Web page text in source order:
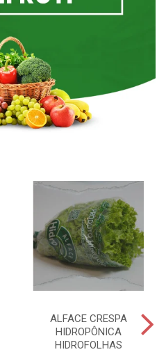
ALFACE CRESPA
HIDROPÔNICA
HIDROFOLHAS